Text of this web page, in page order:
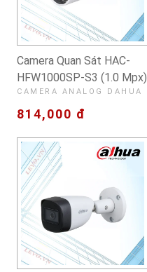
Camera Quan Sát HAC-
HFW1000SP-S3 (1.0 Mpx)
CAMERA ANALOG DAHUA
814,000 đ